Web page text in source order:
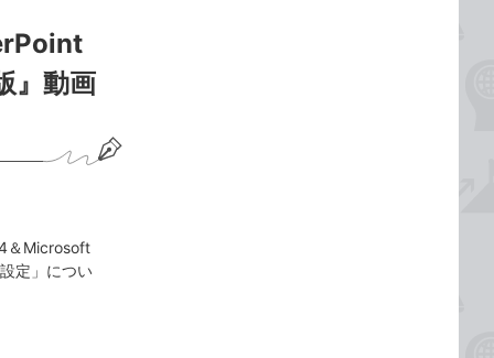
』動画
＆Microsoft
定」につい